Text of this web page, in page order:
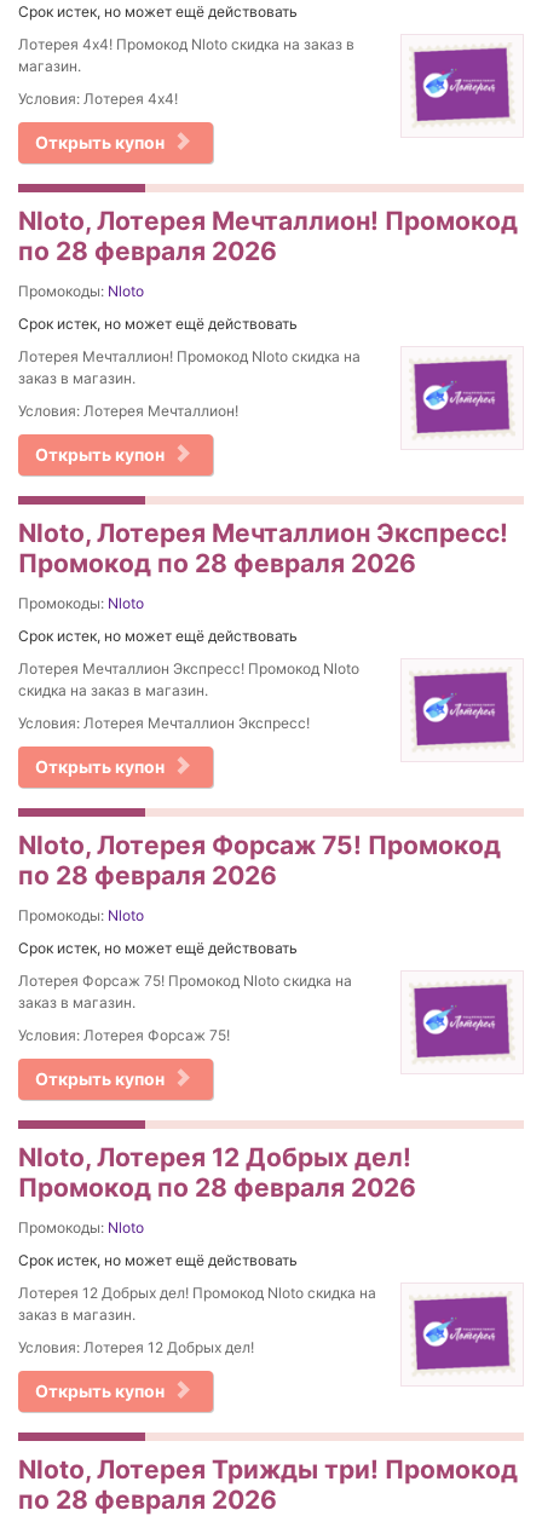
Срок истек, но может ещё действовать
Лотерея 4х4! Промокод Nloto скидка на заказ в
магазин.
Условия: Лотерея 4х4!
Открыть купон
Nloto, Лотерея Мечталлион! Промокод
по 28 февраля 2026
Промокоды: Nloto
Срок истек, но может ещё действовать
Лотерея Мечталлион! Промокод Nloto скидка на
заказ в магазин.
Условия: Лотерея Мечталлион!
Открыть купон
Nloto, Лотерея Мечталлион Экспресс!
Промокод по 28 февраля 2026
Промокоды: Nloto
Срок истек, но может ещё действовать
Лотерея Мечталлион Экспресс! Промокод Nloto
скидка на заказ в магазин.
Условия: Лотерея Мечталлион Экспресс!
Открыть купон
Nloto, Лотерея Форсаж 75! Промокод
по 28 февраля 2026
Промокоды: Nloto
Срок истек, но может ещё действовать
Лотерея Форсаж 75! Промокод Nloto скидка на
заказ в магазин.
Условия: Лотерея Форсаж 75!
Открыть купон
Nloto, Лотерея 12 Добрых дел!
Промокод по 28 февраля 2026
Промокоды: Nloto
Срок истек, но может ещё действовать
Лотерея 12 Добрых дел! Промокод Nloto скидка на
заказ в магазин.
Условия: Лотерея 12 Добрых дел!
Открыть купон
Nloto, Лотерея Трижды три! Промокод
по 28 февраля 2026